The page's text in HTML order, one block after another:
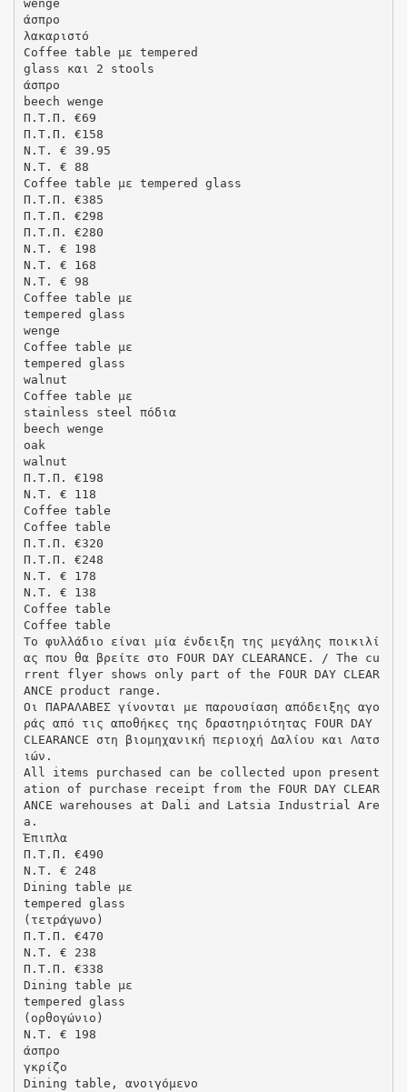
wenge
άσπρο
λακαριστό
Coffee table με tempered
glass και 2 stools
άσπρο
beech wenge
Π.Τ.Π. €69
Π.Τ.Π. €158
N.T. € 39.95
N.T. € 88
Coffee table με tempered glass
Π.Τ.Π. €385
Π.Τ.Π. €298
Π.Τ.Π. €280
N.T. € 198
N.T. € 168
N.T. € 98
Coffee table με
tempered glass
wenge
Coffee table με
tempered glass
walnut
Coffee table με
stainless steel πόδια
beech wenge
oak
walnut
Π.Τ.Π. €198
N.T. € 118
Coffee table
Coffee table
Π.Τ.Π. €320
Π.Τ.Π. €248
N.T. € 178
N.T. € 138
Coffee table
Coffee table
Το φυλλάδιο είναι μία ένδειξη της μεγάλης ποικιλί
ας που θα βρείτε στο FOUR DAY CLEARANCE. / The cu
rrent flyer shows only part of the FOUR DAY CLEAR
ANCE product range.
Οι ΠΑΡΑΛΑΒΕΣ γίνονται με παρουσίαση απόδειξης αγο
ράς από τις αποθήκες της δραστηριότητας FOUR DAY
CLEARANCE στη βιομηχανική περιοχή Δαλίου και Λατσ
ιών.
All items purchased can be collected upon present
ation of purchase receipt from the FOUR DAY CLEAR
ANCE warehouses at Dali and Latsia Industrial Are
a.
Έπιπλα
Π.Τ.Π. €490
N.T. € 248
Dining table με
tempered glass
(τετράγωνο)
Π.Τ.Π. €470
N.T. € 238
Π.Τ.Π. €338
Dining table με
tempered glass
(ορθογώνιο)
N.T. € 198
άσπρο
γκρίζο
Dining table, ανοιγόμενο